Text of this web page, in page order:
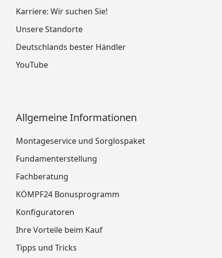
Karriere: Wir suchen Sie!
Unsere Standorte
Deutschlands bester Händler
YouTube
Allgemeine Informationen
Montageservice und Sorglospaket
Fundamenterstellung
Fachberatung
KÖMPF24 Bonusprogramm
Konfiguratoren
Ihre Vorteile beim Kauf
Tipps und Tricks